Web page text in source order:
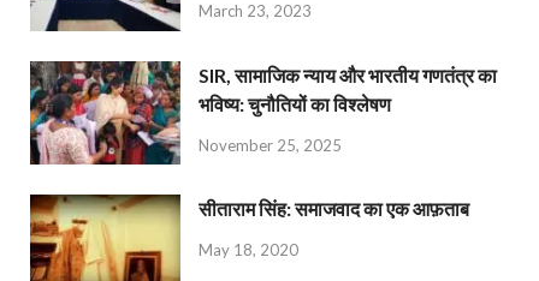
March 23, 2023
SIR, सामाजिक न्याय और भारतीय गणतंत्र का
भविष्य: चुनौतियों का विश्लेषण
November 25, 2025
सीताराम सिंह: समाजवाद का एक आफ़ताब
May 18, 2020